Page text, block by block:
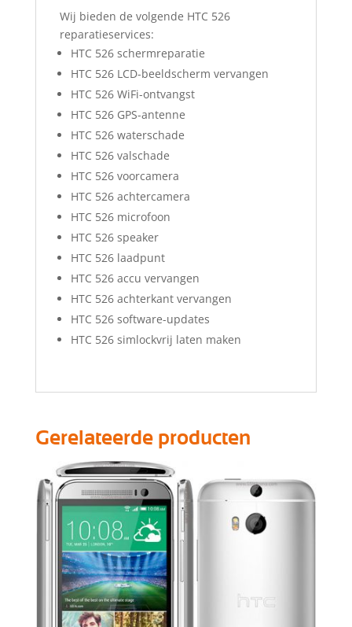
Wij bieden de volgende HTC 526
reparatieservices:
HTC 526 schermreparatie
HTC 526 LCD-beeldscherm vervangen
HTC 526 WiFi-ontvangst
HTC 526 GPS-antenne
HTC 526 waterschade
HTC 526 valschade
HTC 526 voorcamera
HTC 526 achtercamera
HTC 526 microfoon
HTC 526 speaker
HTC 526 laadpunt
HTC 526 accu vervangen
HTC 526 achterkant vervangen
HTC 526 software-updates
HTC 526 simlockvrij laten maken
Gerelateerde producten